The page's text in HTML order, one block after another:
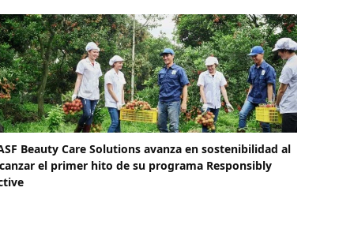
Beauty Care Solutions avanza en sostenibilidad al
el primer hito de su programa Responsibly